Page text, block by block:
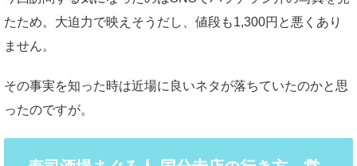
たため。大迫力で映えそうだし、値段も1,300円と悪くあり
ません。
その事実を知った時は近場に良いネタが落ちていたのかと思
ったのですが。